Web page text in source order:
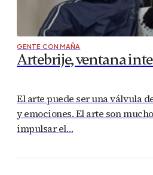
GENTE CON MAÑA
Artebrije, ventana
El arte puede ser una válvula
y emociones. El arte son
impulsar el…